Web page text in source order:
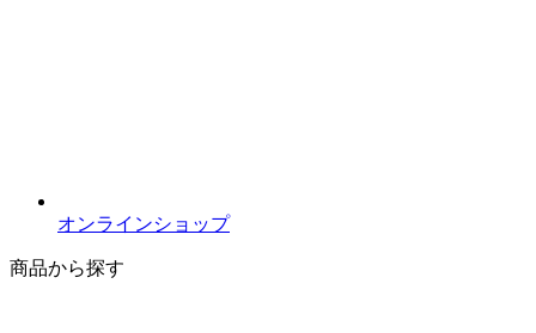
オンラインショップ
商品から探す